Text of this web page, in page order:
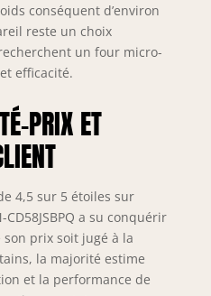
conséquent d’environ
reste un choix
un four micro-
efficacité.
PRIX ET
4,5 sur 5 étoiles sur
a su conquérir
prix soit jugé à la
la majorité estime
et la performance de